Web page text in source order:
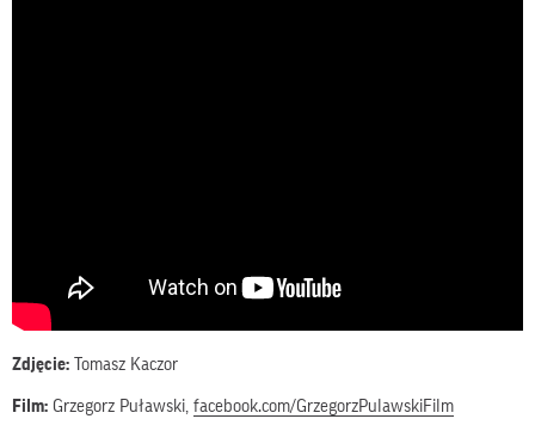
Zdjęcie: Tomasz Kaczor
Film: Grzegorz Puławski, facebook.com/GrzegorzPulawskiFilm